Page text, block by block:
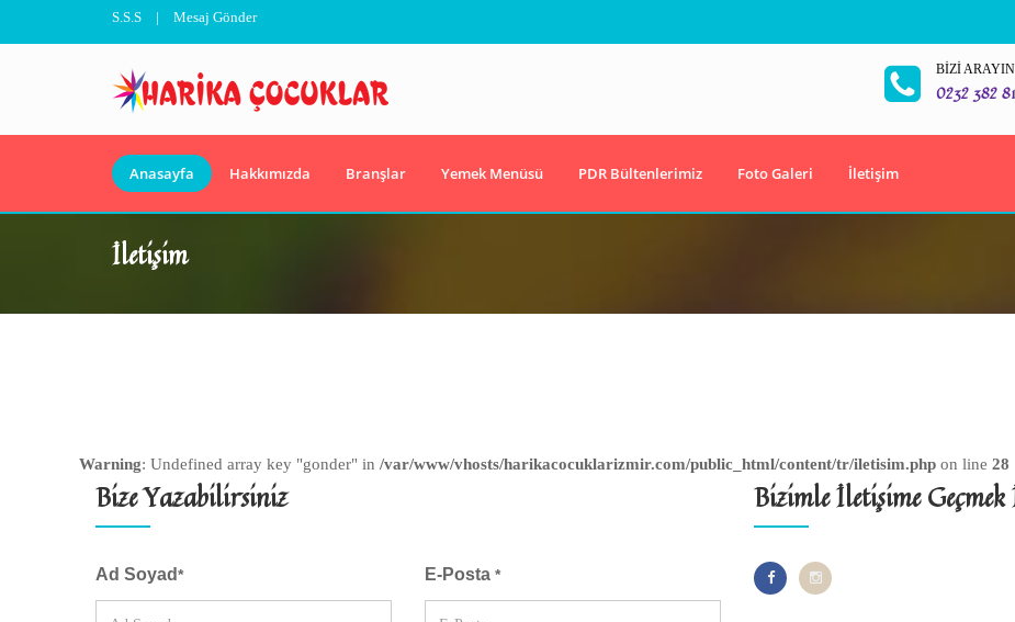
S.S.S | Mesaj Gönder
BIZI
0232 382
Anasayfa Hakkımızda Branşlar Yemek Menüsü PDR Bültenlerimiz Foto Galeri İletişim
İletişim
Warning: Undefined array key "gonder" in /var/www/vhosts/harikacocuklarizmir.com/public_html/content/tr/iletisim.php on line 28
Bize Yazabilirsiniz
Ad Soyad * E-Posta *
Bizimle İletişime